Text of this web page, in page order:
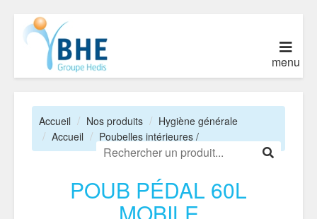
menu
Accueil Nos produits
Hygiène générale
Accueil
Poubelles intérieures /
POUB PÉDAL 60L